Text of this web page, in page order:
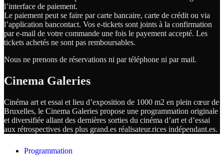
l’interface de paiement.
Le paiement peut se faire par carte bancaire, carte de crédit ou via
l’application bancontact. Vos e-tickets sont joints à la confirmation
par e-mail de votre commande une fois le payement accepté. Les
tickets achetés ne sont pas remboursables.
Nous ne prenons de réservations ni par téléphone ni par mail.
Cinema Galeries
Cinéma art et essai et lieu d’exposition de 1000 m2 en plein cœur de
Bruxelles, le Cinema Galeries propose une programmation originale
et diversifiée allant des dernières sorties du cinéma d’art et d’essai
aux rétrospectives des plus grand.es réalisateur.rices indépendant.es.
Programmation